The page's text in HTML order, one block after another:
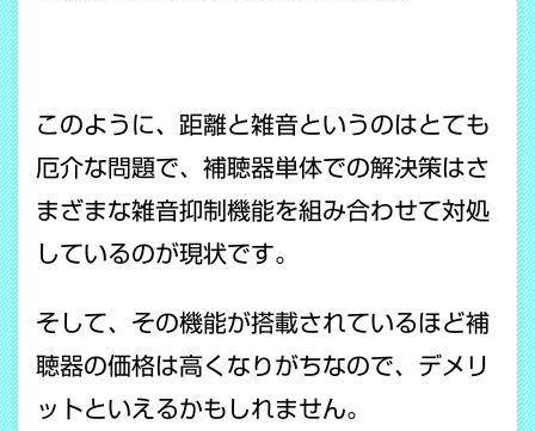
このように、距離と雑音というのはとても
厄介な問題で、補聴器単体での解決策はさ
まざまな雑音抑制機能を組み合わせて対処
しているのが現状です。
そして、その機能が搭載されているほど補
聴器の価格は高くなりがちなので、デメリ
ットといえるかもしれません。